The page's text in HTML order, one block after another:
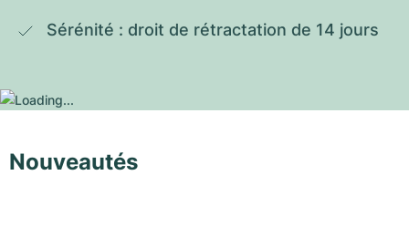
Sérénité : droit de rétractation de 14 jours
Nouveautés